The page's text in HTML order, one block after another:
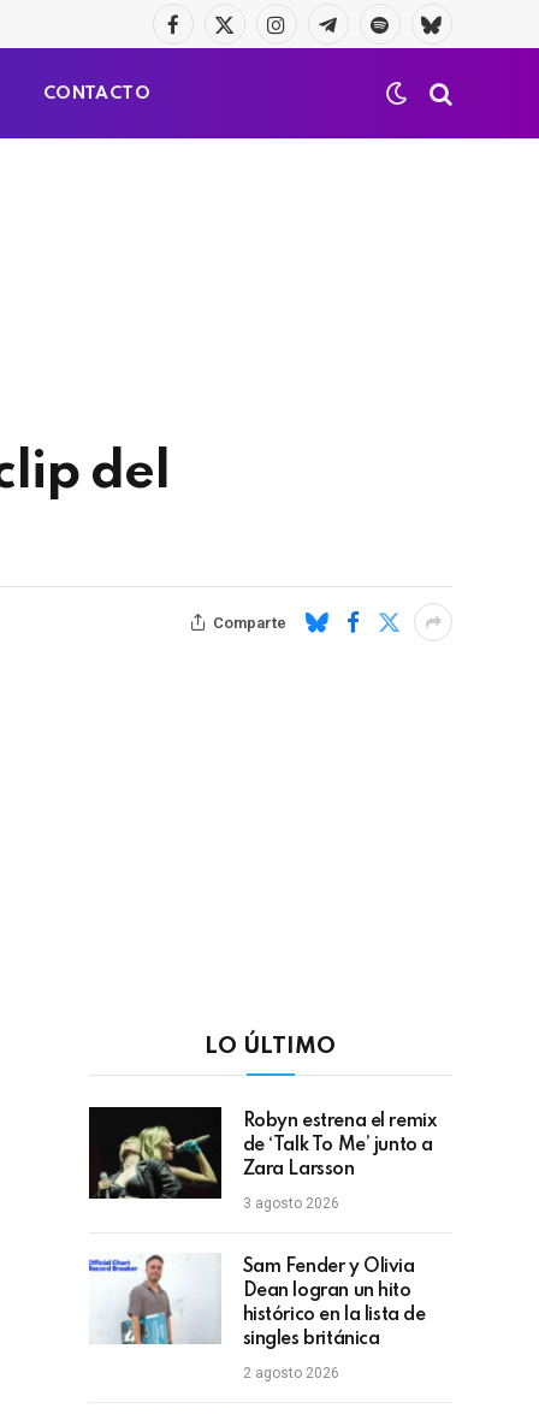
Facebook
X
InstagramTelegramaSpotifyBluesky
CONTACTO
del
Comparte
LO ÚLTIMO
Robyn estrena el remix
de ‘Talk To Me’ junto a
Zara Larsson
3 agosto 2026
Sam Fender y Olivia
Dean logran un hito
histórico en la lista de
singles británica
2 agosto 2026